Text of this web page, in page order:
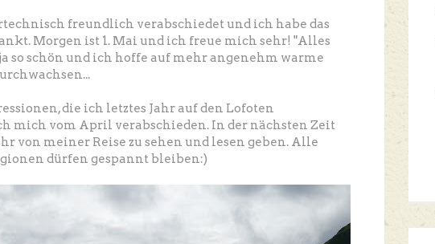
freundlich verabschiedet und ich habe das
Morgen ist 1. Mai und ich freue mich sehr! "Alles
so schön und ich hoffe auf mehr angenehm warme
die ich letztes Jahr auf den Lofoten
mich vom April verabschieden. In der nächsten Zeit
von meiner Reise zu sehen und lesen geben. Alle
dürfen gespannt bleiben:)